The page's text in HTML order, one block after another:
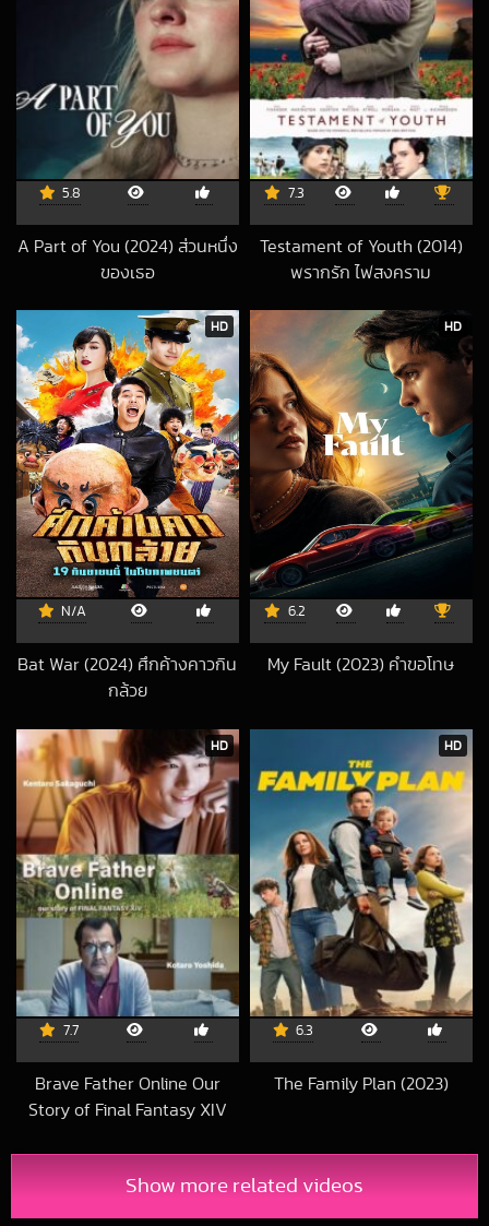
5.8
A Part of You (2024) ส่วนหนึ่ง
ของเธอ
7.3
Testament of Youth (2014)
พรากรัก ไฟสงคราม
HD
N/A
Bat War (2024) ศึกค้างคาวกิน
กล้วย
HD
6.2
My Fault (2023) คำขอโทษ
HD
7.7
Brave Father Online Our
Story of Final Fantasy XIV
HD
6.3
The Family Plan (2023)
Show more related videos